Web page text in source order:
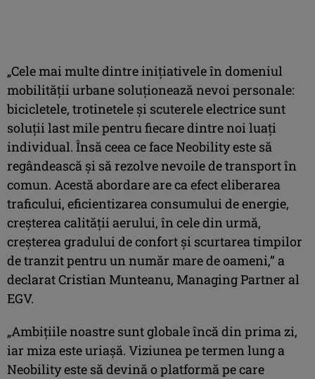
„Cele mai multe dintre inițiativele în domeniul
mobilității urbane soluționează nevoi personale:
bicicletele, trotinetele şi scuterele electrice sunt
soluții last mile pentru fiecare dintre noi luați
individual. Însă ceea ce face Neobility este să
regândească şi să rezolve nevoile de transport în
comun. Acestă abordare are ca efect eliberarea
traficului, eficientizarea consumului de energie,
creşterea calității aerului, în cele din urmă,
creşterea gradului de confort şi scurtarea timpilor
de tranzit pentru un număr mare de oameni,” a
declarat Cristian Munteanu, Managing Partner al
EGV.
„Ambițiile noastre sunt globale încă din prima zi,
iar miza este uriaşă. Viziunea pe termen lung a
Neobility este să devină o platformă pe care